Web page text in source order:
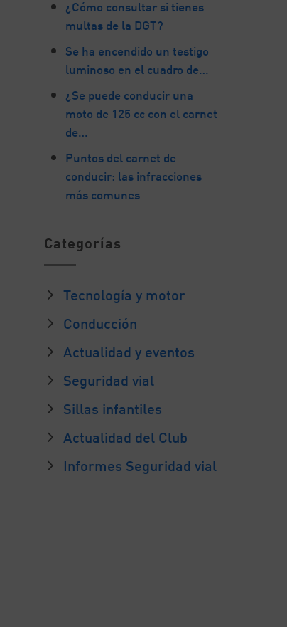
¿Cómo consultar si tienes
multas de la DGT?
Se ha encendido un testigo
luminoso en el cuadro de…
¿Se puede conducir una
moto de 125 cc con el carnet
de…
Puntos del carnet de
conducir: las infracciones
más comunes
Categorías
Tecnología y motor
Conducción
Actualidad y eventos
Seguridad vial
Sillas infantiles
Actualidad del Club
Informes Seguridad vial